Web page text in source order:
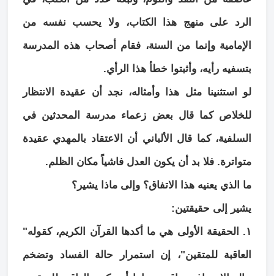
الرد على منهج هذا الكتاب، ولا يحسب نفسه من
الإمامية وإنما من السنة، فقام أصحاب هذه المدرسة
بتسفيه رأيه، وأثبتوا خطأ هذا الرأي.
لو استثنينا مثل هذا وأمثاله، نجد أن عقيدة الانتظار
للخلاص كما قال بعض زعماء مدرسة المحدثين في
السلفية، كما قال الألباني أن الاعتقاد بالمهدي عقيدة
متواترة. فلا بد أن يكون العدل فاشياً مكان الظلم.
ما الذي يعنيه هذا الاتفاق؟ وإلى ماذا يشير؟
يشير إلى حقيقتين:
١. الحقيقة الأولى هي ما أكدها القرآن الكريم، كقوله"
العاقبة للمتقين"، إن استمرار حالة الفساد وتضخم